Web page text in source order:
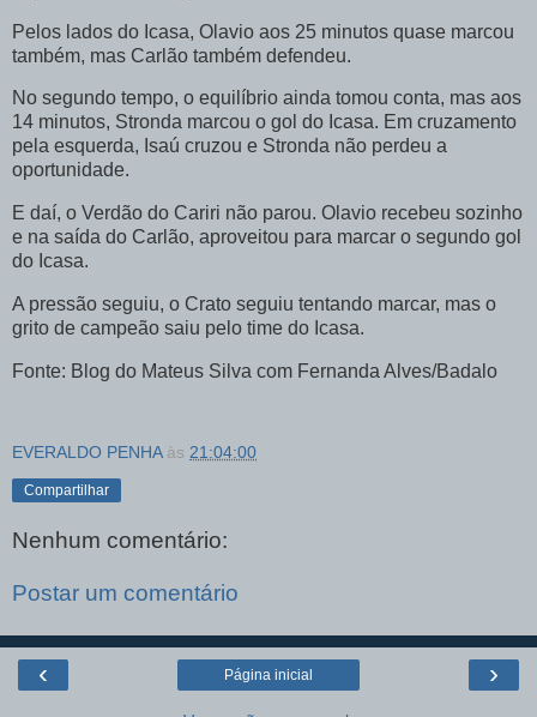
Pelos lados do Icasa, Olavio aos 25 minutos quase marcou
também, mas Carlão também defendeu.
No segundo tempo, o equilíbrio ainda tomou conta, mas aos
14 minutos, Stronda marcou o gol do Icasa. Em cruzamento
pela esquerda, Isaú cruzou e Stronda não perdeu a
oportunidade.
E daí, o Verdão do Cariri não parou. Olavio recebeu sozinho
e na saída do Carlão, aproveitou para marcar o segundo gol
do Icasa.
A pressão seguiu, o Crato seguiu tentando marcar, mas o
grito de campeão saiu pelo time do Icasa.
Fonte: Blog do Mateus Silva com Fernanda Alves/Badalo
EVERALDO PENHA às 21:04:00
Compartilhar
Nenhum comentário:
Postar um comentário
‹ ›
Página inicial